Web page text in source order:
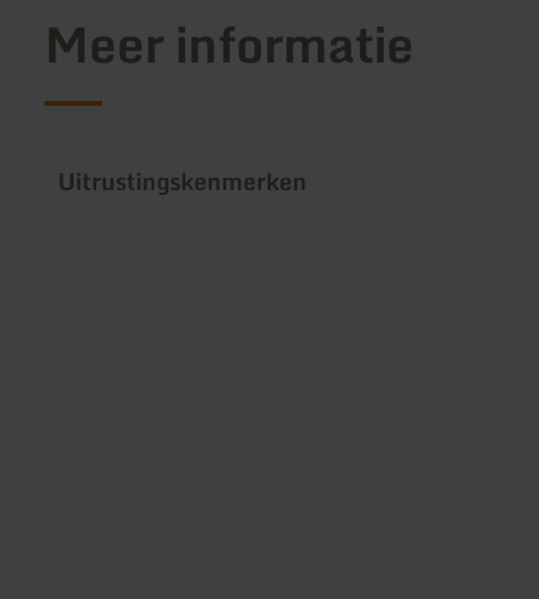
Meer informatie
Uitrustingskenmerken